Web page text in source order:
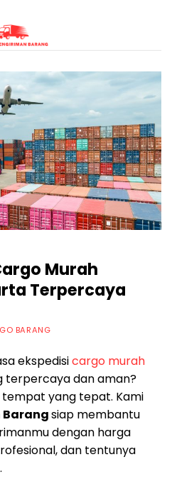
Murah
Terpercaya
BARANG
ekspedisicargo murah
terpercaya dan aman?
tempat yang tepat. Kami
Barangsiap membantu
dengan harga
dan tentunya